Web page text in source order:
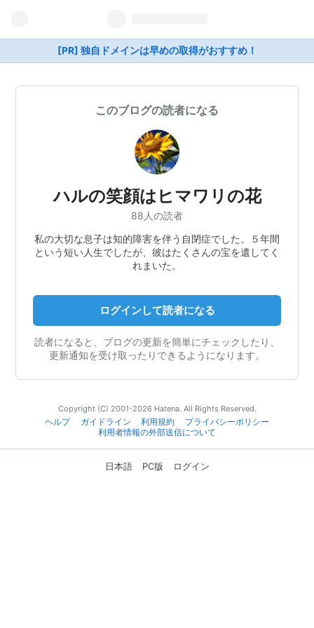
[PR] 独自ドメインは早めの取得がおすすめ！
このブログの読者になる
ハルの笑顔はヒマワリの花
88人の読者
私の大切な息子は知的障害を伴う自閉症でした。５年間
という短い人生でしたが、彼はたくさんの宝を遺してく
れまいた。
ログインして読者になる
読者になると、ブログの更新を簡単にチェックしたり、
更新通知を受け取ったりできるようになります。
Copyright (C) 2001-2026 Hatena. All Rights Reserved.
ヘルプ
ガイドライン 利用規約
プライバシーポリシー
利用者情報の外部送信について
日本語 PC版 ログイン